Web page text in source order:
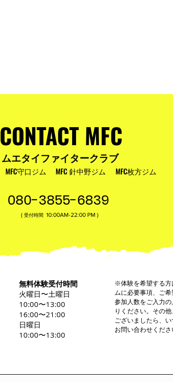
CONTACT MFC
ムエタイファイタークラブ
MFC守口ジム MFC枚方ジム
MFC 針中野ジム
080-3855-6839
( 受付時間 10:00AM-22:00​ PM )
無料体験受付時間
火曜日〜土曜日
10:00〜13:00
16:00〜21:00
日曜日
10:00〜13:00
※体験を希望する方
ムに必要事項、ご希
参加人数をご入力
りください。その
ございましたら、
お問い合わせくださ